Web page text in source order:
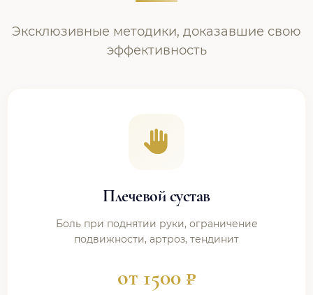
Эксклюзивные методики, доказавшие свою
эффективность
Плечевой сустав
Боль при поднятии руки, ограничение
подвижности, артроз, тендинит
от 1500 ₽